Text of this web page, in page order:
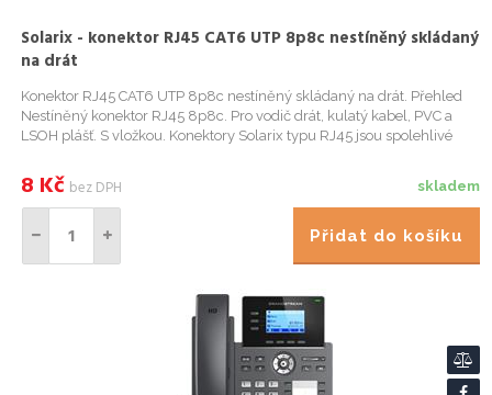
Solarix - konektor RJ45 CAT6 UTP 8p8c nestíněný skládaný
na drát
Konektor RJ45 CAT6 UTP 8p8c nestíněný skládaný na drát. Přehled
Nestíněný konektor RJ45 8p8c. Pro vodič drát, kulatý kabel, PVC a
LSOH plášť. S vložkou. Konektory Solarix typu RJ45 jsou spolehlivé
skladem
8 Kč bez DPH
Přidat do košíku